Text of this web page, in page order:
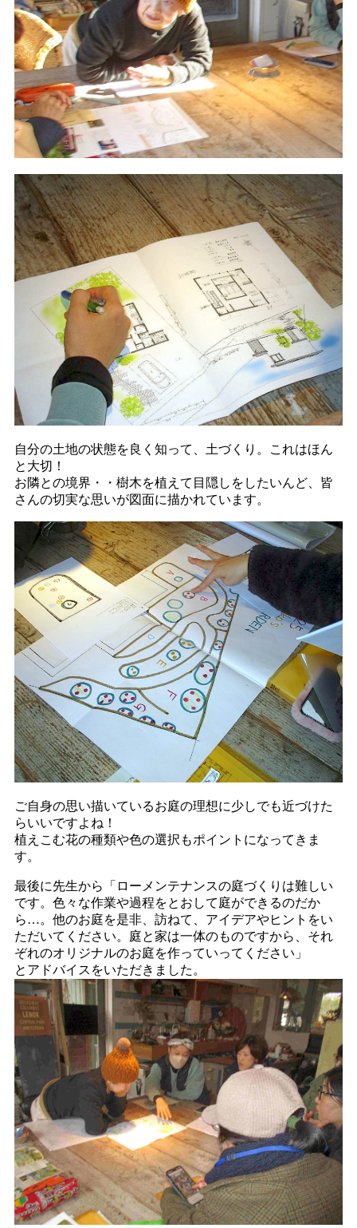
自分の土地の状態を良く知って、土づくり。これはほん
と大切！
お隣との境界・・樹木を植えて目隠しをしたいんど、皆
さんの切実な思いが図面に描かれています。
ご自身の思い描いているお庭の理想に少しでも近づけた
らいいですよね！
植えこむ花の種類や色の選択もポイントになってきま
す。
最後に先生から「ローメンテナンスの庭づくりは難しい
です。色々な作業や過程をとおして庭ができるのだか
ら…。他のお庭を是非、訪ねて、アイデアやヒントをい
ただいてください。庭と家は一体のものですから、それ
ぞれのオリジナルのお庭を作っていってください」
とアドバイスをいただきました。